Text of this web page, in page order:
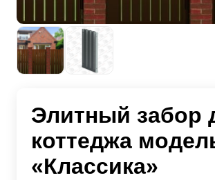
Элитный забор
коттеджа
«Классика»